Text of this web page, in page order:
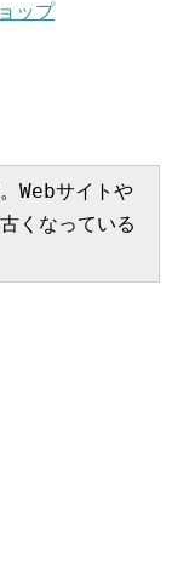
ップ
Webサイトや
くなっている